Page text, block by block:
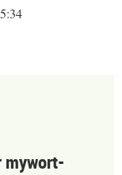
mywort-